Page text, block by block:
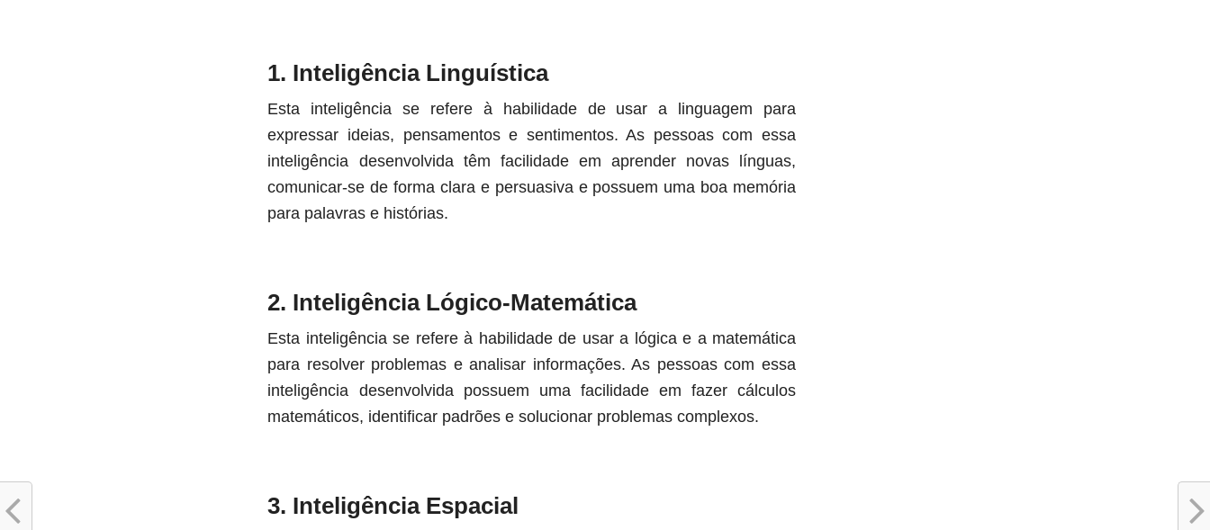
1. Inteligência Linguística
Esta inteligência se refere à habilidade de usar a linguagem para
expressar ideias, pensamentos e sentimentos. As pessoas com essa
inteligência desenvolvida têm facilidade em aprender novas línguas,
comunicar-se de forma clara e persuasiva e possuem uma boa memória
para palavras e histórias.
2. Inteligência Lógico-Matemática
Esta inteligência se refere à habilidade de usar a lógica e a matemática
para resolver problemas e analisar informações. As pessoas com essa
inteligência desenvolvida possuem uma facilidade em fazer cálculos
matemáticos, identificar padrões e solucionar problemas complexos.
3. Inteligência Espacial